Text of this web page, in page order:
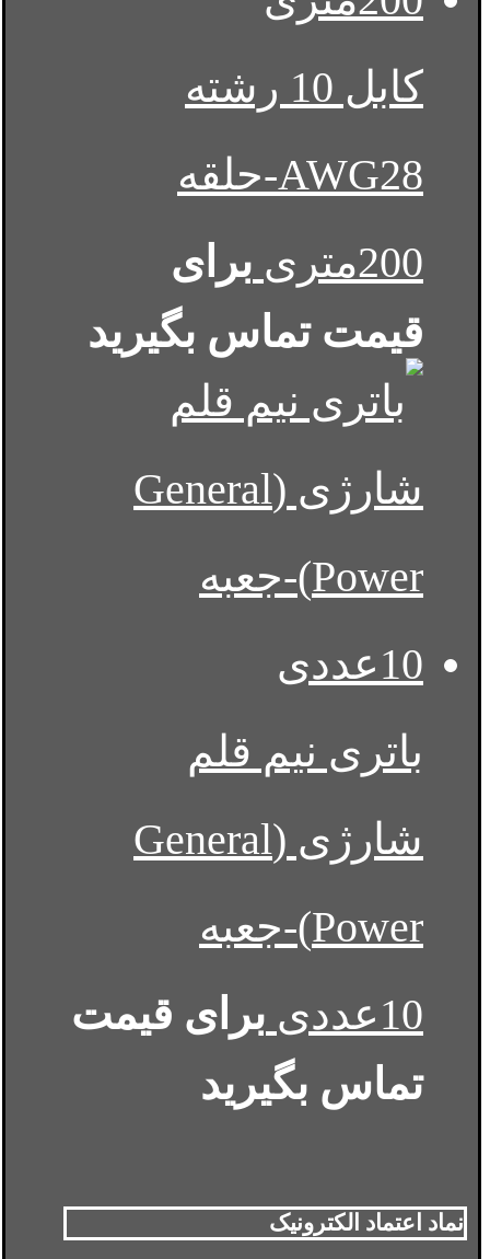
کابل 10 رشته
AWG28-حلقه
200متری
برای
قیمت تماس بگیرید
باتری نیم قلم
شارژی (General
Power)-جعبه
10عددی
برای قیمت
تماس بگیرید
نماد اعتماد الکترونیک